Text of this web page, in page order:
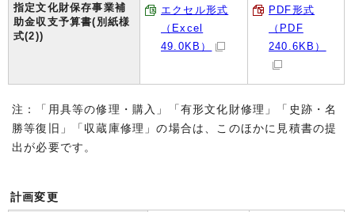
指定文化財保存事業補
助金収支予算書(別紙様
式(2))
エクセル形式
（Excel
49.0KB）
PDF形式
（PDF
240.6KB）
注：「用具等の修理・購入」「有形文化財修理」「史跡・名
勝等復旧」「収蔵庫修理」の場合は、このほかに見積書の提
出が必要です。
計画変更